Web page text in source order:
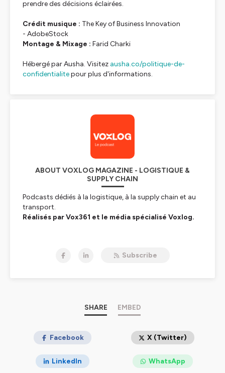
prendre des décisions éclairées.
Crédit musique : The Key of Business Innovation
- AdobeStock
Montage & Mixage : Farid Charki
Hébergé par Ausha. Visitez ausha.co/politique-de-
confidentialitepour plus d'informations.
ABOUT VOXLOG MAGAZINE - LOGISTIQUE &
SUPPLY CHAIN
Podcasts dédiés à la logistique, à la supply chain et au
transport.
Réalisés par Vox361 et le média spécialisé Voxlog.
Subscribe
SHARE EMBED
Facebook X (Twitter)
LinkedIn WhatsApp